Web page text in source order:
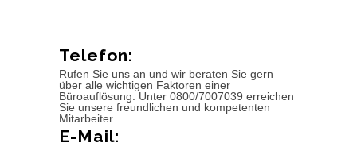
Telefon:
Rufen Sie uns an und wir beraten Sie gern
über alle wichtigen Faktoren einer
Büroauflösung. Unter 0800/7007039 erreichen
Sie unsere freundlichen und kompetenten
Mitarbeiter.
E-Mail: